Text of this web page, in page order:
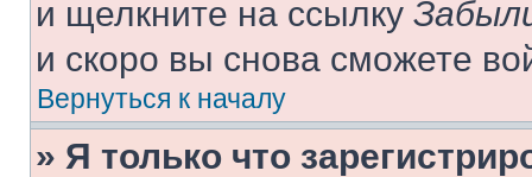
и щелкните на ссылку
и скоро вы снова сможете
Вернуться к началу
» Я только что